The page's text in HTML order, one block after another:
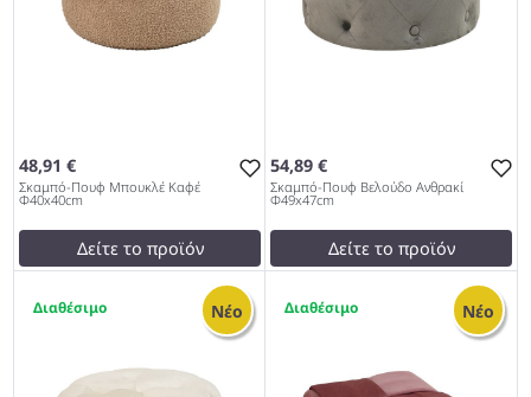
48,91 €
Σκαμπό-Πουφ Μπουκλέ Καφέ
Φ40x40cm
Δείτε το προϊόν
Σκαμπό-Πουφ Μπουκλέ
54,89 €
Σκαμπό-Πουφ Βελούδο Ανθρακί
Φ49x47cm
Δείτε το προϊόν
Σκαμπό-Πουφ Βελούδο
Ανθρακί Φ49x47cm 997
Νέο Νέο